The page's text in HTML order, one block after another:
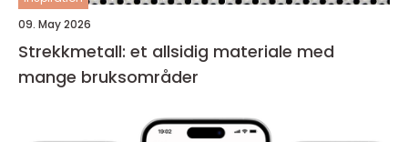
09. May 2026
Strekkmetall: et allsidig materiale med
mange bruksområder